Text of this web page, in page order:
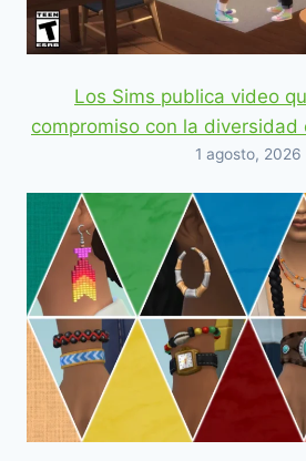
Los Sims publica video
compromiso con la diversidad
1 agosto, 2026